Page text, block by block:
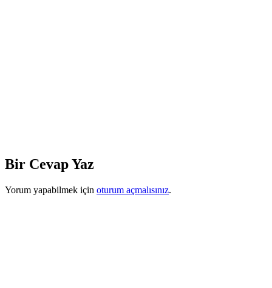
Bir Cevap Yaz
Yorum yapabilmek için oturum açmalısınız.